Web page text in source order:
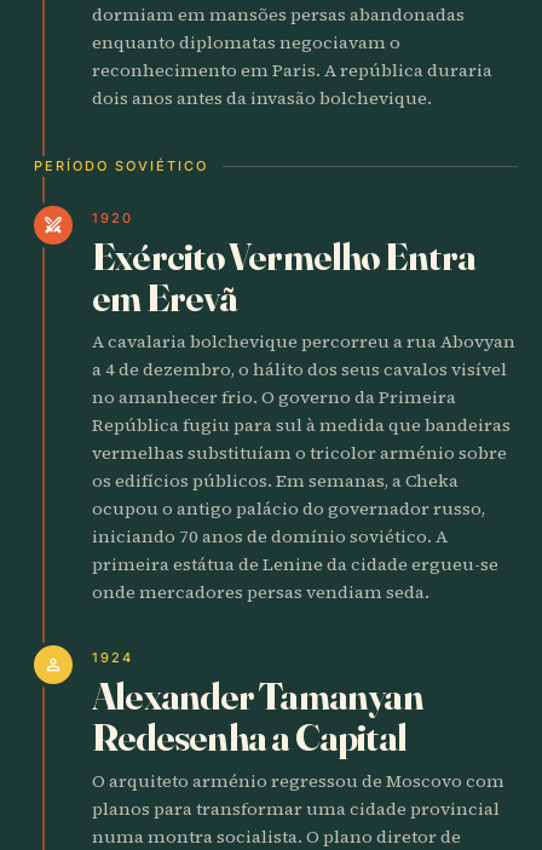
dormiam em mansões persas abandonadas
enquanto diplomatas negociavam o
reconhecimento em Paris. A república duraria
dois anos antes da invasão bolchevique.
PERÍODO SOVIÉTICO
swords 1920
Exército Vermelho Entra
em Erevã
A cavalaria bolchevique percorreu a rua Abovyan
a 4 de dezembro, o hálito dos seus cavalos visível
no amanhecer frio. O governo da Primeira
República fugiu para sul à medida que bandeiras
vermelhas substituíam o tricolor arménio sobre
os edifícios públicos. Em semanas, a Cheka
ocupou o antigo palácio do governador russo,
iniciando 70 anos de domínio soviético. A
primeira estátua de Lenine da cidade ergueu-se
onde mercadores persas vendiam seda.
person 1924
Alexander Tamanyan
Redesenha a Capital
O arquiteto arménio regressou de Moscovo com
planos para transformar uma cidade provincial
numa montra socialista. O plano diretor de